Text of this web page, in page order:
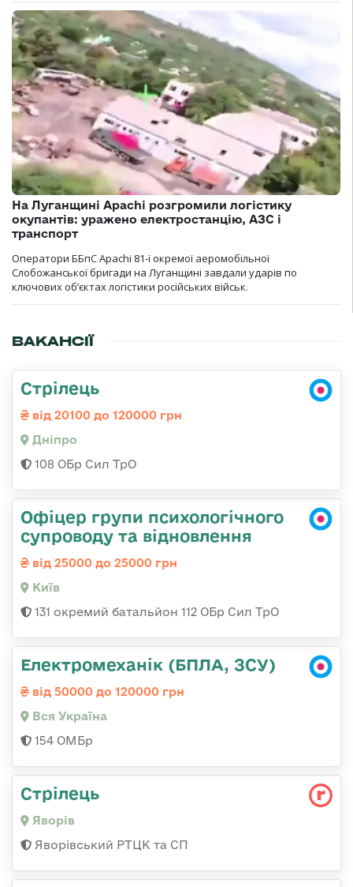
На Луганщині Apachi розгромили логістику
окупантів: уражено електростанцію, АЗС і
транспорт
Оператори ББпС Apachi 81-ї окремої аеромобільної
Слобожанської бригади на Луганщині завдали ударів по
ключових об’єктах логістики російських військ.
ВАКАНСІЇ
Стрілець
від 20100 до 120000 грн
Дніпро
108 ОБр Сил ТрО
Офіцер групи психологічного
супроводу та відновлення
від 25000 до 25000 грн
Київ
131 окремий батальйон 112 ОБр Сил ТрО
Електромеханік (БПЛА, ЗСУ)
від 50000 до 120000 грн
Вся Україна
154 ОМБр
Стрілець
Яворів
Яворівський РТЦК та СП